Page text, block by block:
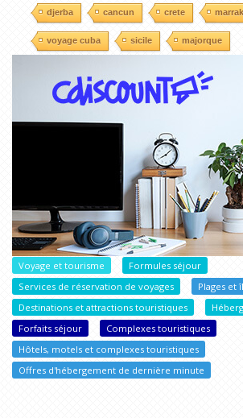
djerba cancun crete
voyage cuba sicile majorque
Voyage et tourisme
Formules séjour
Services de réservation de voyages
Plages et
Destinations et attractions touristiques
Forfaits séjour
Complexes touristiques
Hôtels, motels et complexes touristiques
Offres d'hébergement de dernière minute